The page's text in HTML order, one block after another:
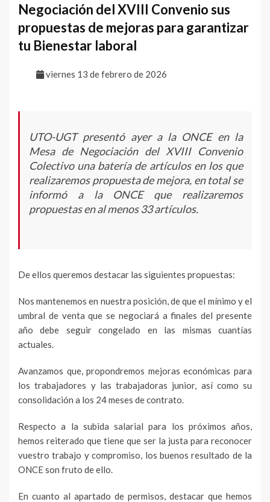
Negociación del XVIII Convenio sus
propuestas de mejoras para garantizar
tu Bienestar laboral
viernes 13 de febrero de 2026
UTO-UGT presentó ayer a la ONCE en la
Mesa de Negociación del XVIII Convenio
Colectivo una batería de artículos en los que
realizaremos propuesta de mejora, en total se
informó a la ONCE que realizaremos
propuestas en al menos 33 artículos.
De ellos queremos destacar las siguientes propuestas:
Nos mantenemos en nuestra posición, de que el mínimo y el
umbral de venta que se negociará a finales del presente
año debe seguir congelado en las mismas cuantías
actuales.
Avanzamos que, propondremos mejoras económicas para
los trabajadores y las trabajadoras junior, así como su
consolidación a los 24 meses de contrato.
Respecto a la subida salarial para los próximos años,
hemos reiterado que tiene que ser la justa para reconocer
vuestro trabajo y compromiso, los buenos resultado de la
ONCE son fruto de ello.
En cuanto al apartado de permisos, destacar que hemos